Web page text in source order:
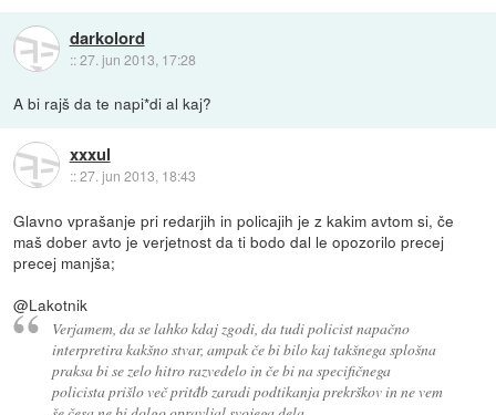
darkolord
::27. jun 2013, 17:28
A bi rajš da te napi*di al kaj?
xxxul
::27. jun 2013, 18:43
Glavno vprašanje pri redarjih in policajih je z kakim avtom si, če
maš dober avto je verjetnost da ti bodo dal le opozorilo precej
precej manjša;
@Lakotnik
Verjamem, da se lahko kdaj zgodi, da tudi policist napačno
interpretira kakšno stvar, ampak če bi bilo kaj takšnega splošna
praksa bi se zelo hitro razvedelo in če bi na specifičnega
policista prišlo več pritđb zaradi podtikanja prekrškov in ne vem